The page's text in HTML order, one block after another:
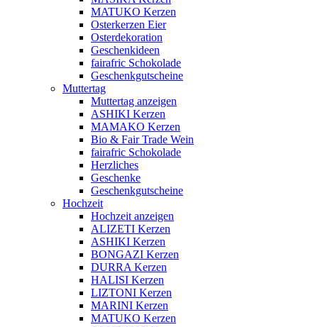
MATUKO Kerzen
Osterkerzen Eier
Osterdekoration
Geschenkideen
fairafric Schokolade
Geschenkgutscheine
Muttertag
Muttertag anzeigen
ASHIKI Kerzen
MAMAKO Kerzen
Bio & Fair Trade Wein
fairafric Schokolade
Herzliches
Geschenke
Geschenkgutscheine
Hochzeit
Hochzeit anzeigen
ALIZETI Kerzen
ASHIKI Kerzen
BONGAZI Kerzen
DURRA Kerzen
HALISI Kerzen
LIZTONI Kerzen
MARINI Kerzen
MATUKO Kerzen